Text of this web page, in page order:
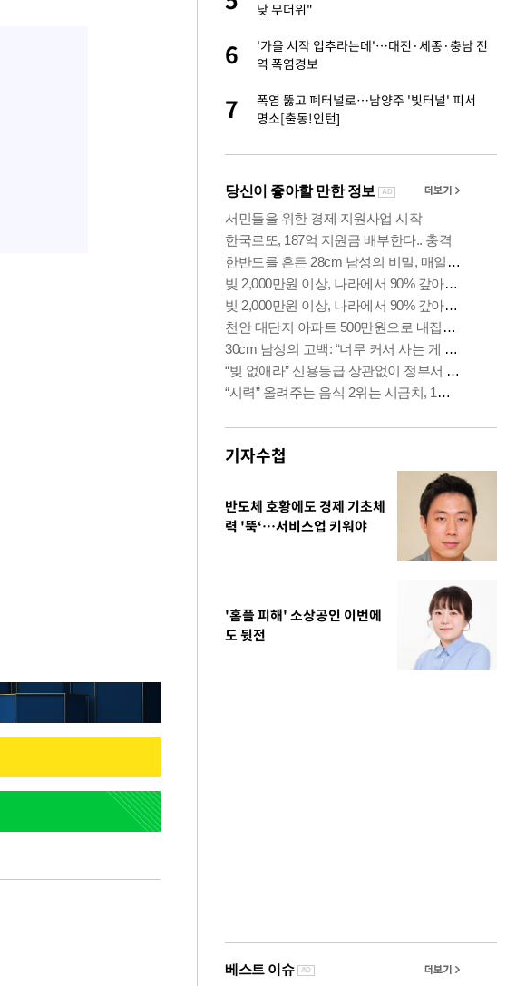
낮 무더위"
6
'가을 시작 입추라는데'…대전·세종·충남 전
역 폭염경보
7
폭염 뚫고 폐터널로…남양주 '빛터널' 피서
명소[출동!인턴]
기자수첩
반도체 호황에도 경제 기초체
력 '뚝‘…서비스업 키워야
'홈플 피해' 소상공인 이번에
도 뒷전